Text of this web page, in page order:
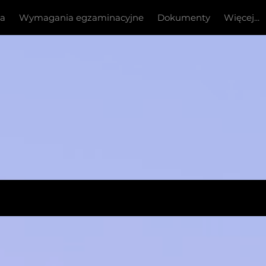
Wymagania egzaminacyjne Dokumenty Więcej...